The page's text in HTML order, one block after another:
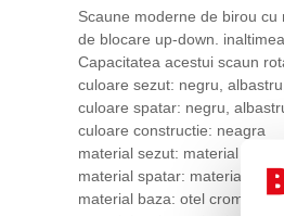
Scaune moderne de birou
de blocare up-down.
Capacitatea acestui scaun
culoare sezut: negru,
culoare spatar: negru,
culoare constructie: neagra
material sezut: material textil
material spatar: material textil
material baza: otel cromat